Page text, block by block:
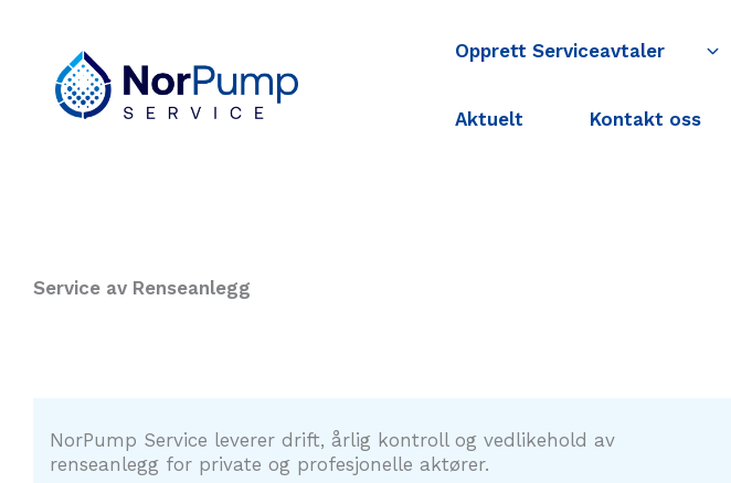
innholdet
Opprett Serviceavtaler
Aktuelt Kontakt oss
Service av Renseanlegg
NorPump Service leverer drift, årlig kontroll og vedlikehold av
renseanlegg for private og profesjonelle aktører.